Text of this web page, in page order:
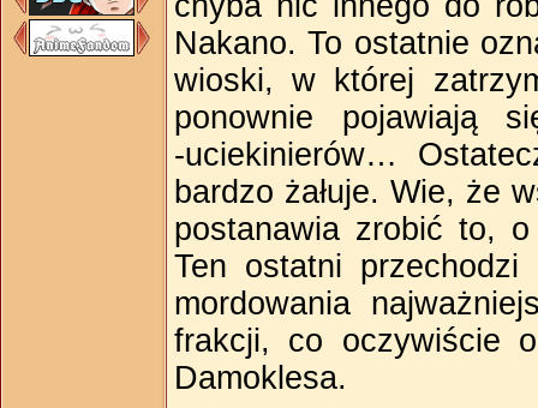
Nakano. To ostatnie
wioski, w której
ponownie pojawiają
‑uciekinierów…
bardzo żałuje. Wie, że
postanawia zrobić to,
Ten ostatni
mordowania
frakcji, co oczywiście
Damoklesa.